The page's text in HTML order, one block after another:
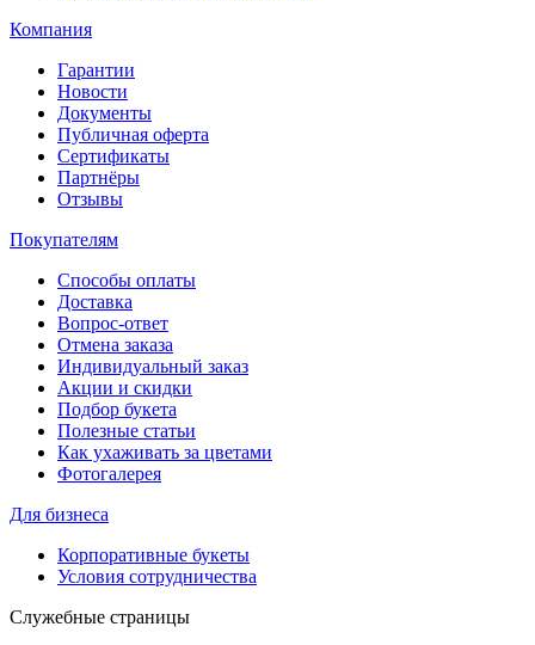
Компания
Гарантии
Новости
Документы
Публичная оферта
Сертификаты
Партнёры
Отзывы
Покупателям
Способы оплаты
Доставка
Вопрос-ответ
Отмена заказа
Индивидуальный заказ
Акции и скидки
Подбор букета
Полезные статьи
Как ухаживать за цветами
Фотогалерея
Для бизнеса
Корпоративные букеты
Условия сотрудничества
Служебные страницы